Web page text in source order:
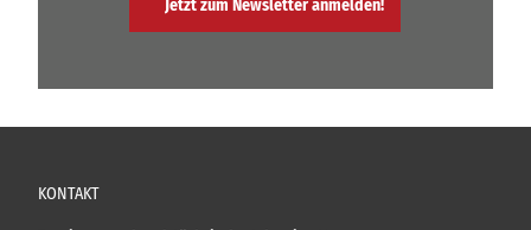
Jetzt zum Newsletter anmelden!
KONTAKT